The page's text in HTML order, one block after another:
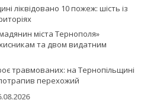
ліквідовано 10 пожеж: шість із
міста Тернополя»
та двом видатним
травмованих: на Тернопільщині
перехожий